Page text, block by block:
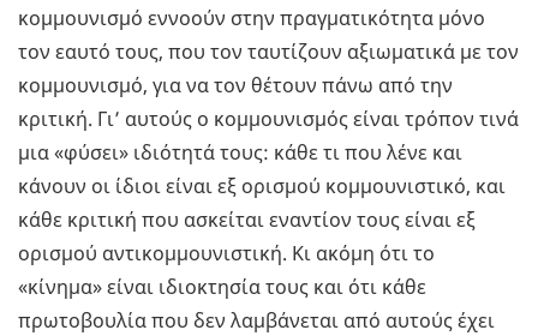
κομμουνισμό εννοούν στην πραγματικότητα μόνο
τον εαυτό τους, που τον ταυτίζουν αξιωματικά με τον
κομμουνισμό, για να τον θέτουν πάνω από την
κριτική. Γι’ αυτούς ο κομμουνισμός είναι τρόπον τινά
μια «φύσει» ιδιότητά τους: κάθε τι που λένε και
κάνουν οι ίδιοι είναι εξ ορισμού κομμουνιστικό, και
κάθε κριτική που ασκείται εναντίον τους είναι εξ
ορισμού αντικομμουνιστική. Κι ακόμη ότι το
«κίνημα» είναι ιδιοκτησία τους και ότι κάθε
πρωτοβουλία που δεν λαμβάνεται από αυτούς έχει